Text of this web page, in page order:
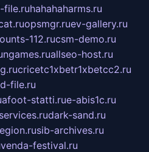
file.ruhahahaharms.ru
opsmgr.ruev-gallery.ru
112.rucsm-demo.ru
allseo-host.ru
cricetc1xbetr1xbetcc2.ru
file.ru
statti.rue-abis1c.ru
dark-sand.ru
sib-archives.ru
venda-festival.ru